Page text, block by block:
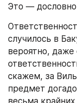
Это —
случилось в
вероятно, даже
скажем, за
предмет